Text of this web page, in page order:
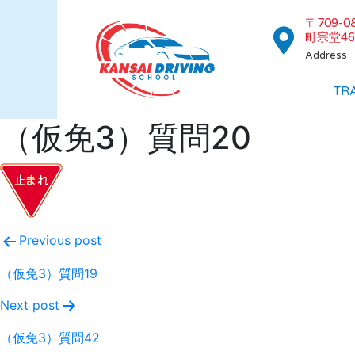
〒709-
町宗堂
Address
（仮免3）質問20
Previous post
（仮免3）質問19
Next post
（仮免3）質問42